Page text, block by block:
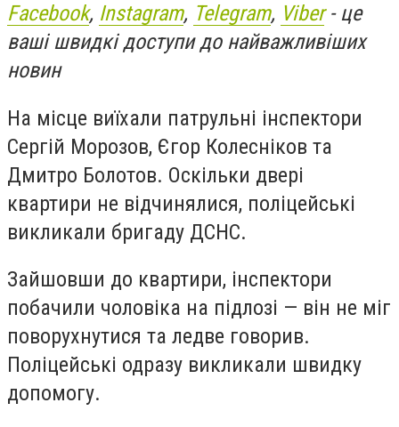
Facebook, Instagram, Telegram, Viber- це
ваші швидкі доступи до найважливіших
новин
На місце виїхали патрульні інспектори
Сергій Морозов, Єгор Колесніков та
Дмитро Болотов. Оскільки двері
квартири не відчинялися, поліцейські
викликали бригаду ДСНС.
Зайшовши до квартири, інспектори
побачили чоловіка на підлозі — він не міг
поворухнутися та ледве говорив.
Поліцейські одразу викликали швидку
допомогу.